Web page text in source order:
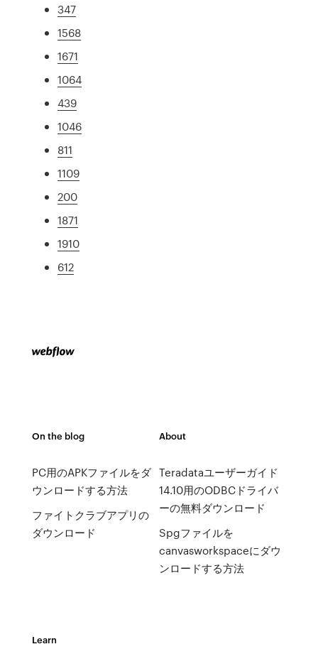
347
1568
1671
1064
439
1046
811
1109
200
1871
1910
612
On the blog
PC用のAPKファイルをダ
ウンロードする方法
ファイトクラブアプリの
ダウンロード
About
Teradataユーザーガイド
14.10用のODBCドライバ
ーの無料ダウンロード
Spgファイルを
canvasworkspaceにダウ
ンロードする方法
Learn